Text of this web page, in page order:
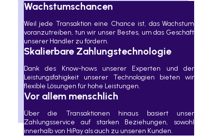
Wachstumschancen
Weil jede Transaktion eine Chance ist, das Wachstum
voranzutreiben, tun wir unser Bestes, um das Geschäft
unserer Händler zu fördern.
Skalierbare Zahlungstechnologie
Dank des Know-hows unserer Experten und der
Leistungsfähigkeit unserer Technologien bieten wir
flexible Lösungen für hohe Leistungen.
Vor allem menschlich
Über die Transaktionen hinaus basiert unser
Zahlungsservice auf starken Beziehungen, sowohl
innerhalb von HiPay als auch zu unseren Kunden.